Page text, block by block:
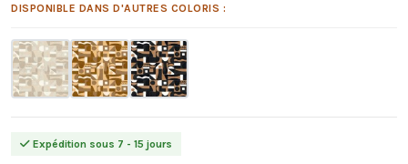
DISPONIBLE DANS D'AUTRES COLORIS :
Expédition sous 7 - 15 jours